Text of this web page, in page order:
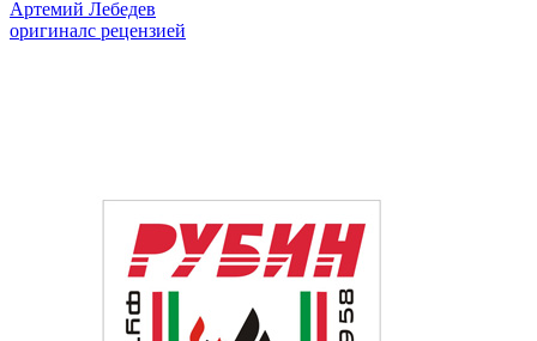
Артемий Лебедев
оригиналс рецензией